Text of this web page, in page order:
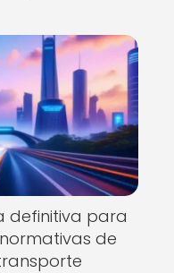
definitiva para
de